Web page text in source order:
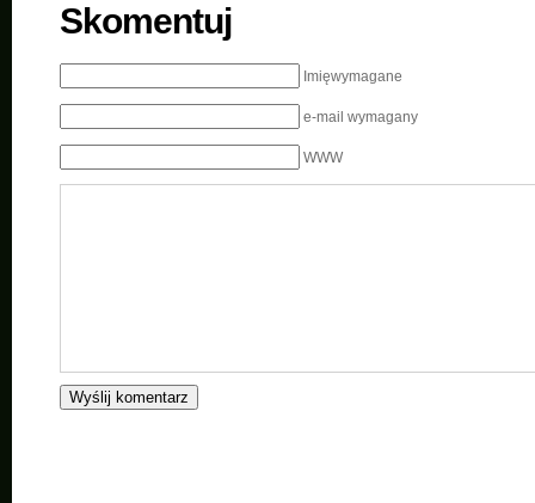
Skomentuj
Imięwymagane
e-mail wymagany
WWW